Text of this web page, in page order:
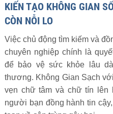
KIẾN TẠO KHÔNG GIAN
CÒN NỖI LO
Việc chủ động tìm kiếm và
chuyên nghiệp chính là
để bảo vệ sức khỏe lâu
thương. Không Gian Sạch
vẹn chữ tâm và chữ tín lên
người bạn đồng hành tin